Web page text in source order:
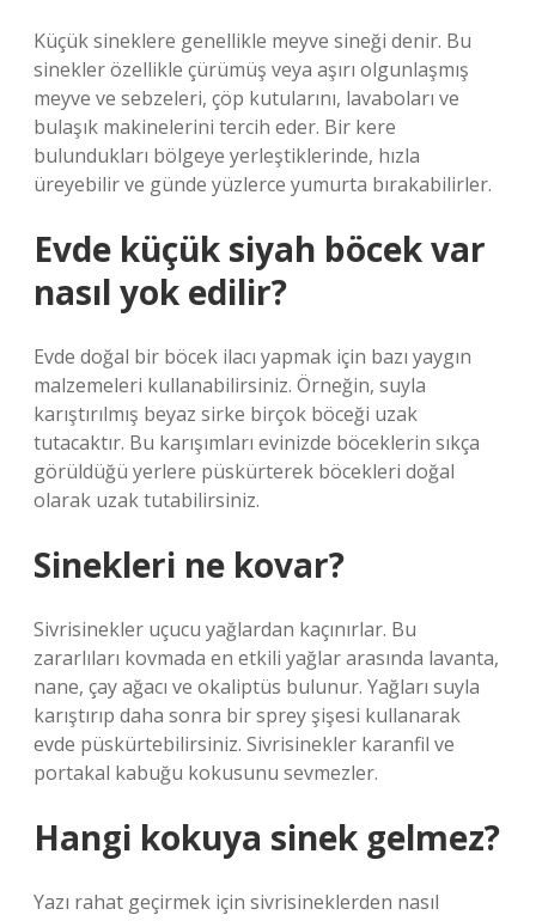
Küçük sineklere genellikle meyve sineği denir. Bu
sinekler özellikle çürümüş veya aşırı olgunlaşmış
meyve ve sebzeleri, çöp kutularını, lavaboları ve
bulaşık makinelerini tercih eder. Bir kere
bulundukları bölgeye yerleştiklerinde, hızla
üreyebilir ve günde yüzlerce yumurta bırakabilirler.
Evde küçük siyah böcek var
nasıl yok edilir?
Evde doğal bir böcek ilacı yapmak için bazı yaygın
malzemeleri kullanabilirsiniz. Örneğin, suyla
karıştırılmış beyaz sirke birçok böceği uzak
tutacaktır. Bu karışımları evinizde böceklerin sıkça
görüldüğü yerlere püskürterek böcekleri doğal
olarak uzak tutabilirsiniz.
Sinekleri ne kovar?
Sivrisinekler uçucu yağlardan kaçınırlar. Bu
zararlıları kovmada en etkili yağlar arasında lavanta,
nane, çay ağacı ve okaliptüs bulunur. Yağları suyla
karıştırıp daha sonra bir sprey şişesi kullanarak
evde püskürtebilirsiniz. Sivrisinekler karanfil ve
portakal kabuğu kokusunu sevmezler.
Hangi kokuya sinek gelmez?
Yazı rahat geçirmek için sivrisineklerden nasıl